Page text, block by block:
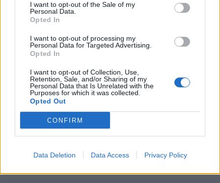
I want to opt-out of the Sale of my
Personal Data.
Opted In
I want to opt-out of processing my
Personal Data for Targeted Advertising.
Opted In
I want to opt-out of Collection, Use,
Retention, Sale, and/or Sharing of my
Personal Data that Is Unrelated with the
Purposes for which it was collected.
Opted Out
CONFIRM
Data Deletion Data Access Privacy Policy
E-mail LinkedIn
Mastodon
Stampa Altro
Vuoi ricevere gli aggiornamenti delle news di TecnoGazzetta?
Inserisci nome ed indirizzo E-Mail: